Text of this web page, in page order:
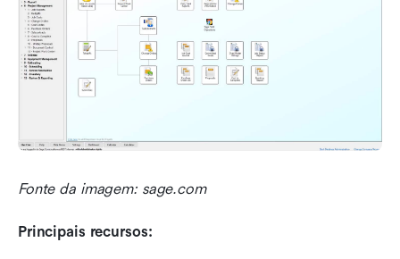
Fonte da imagem: sage.com
Principais recursos: